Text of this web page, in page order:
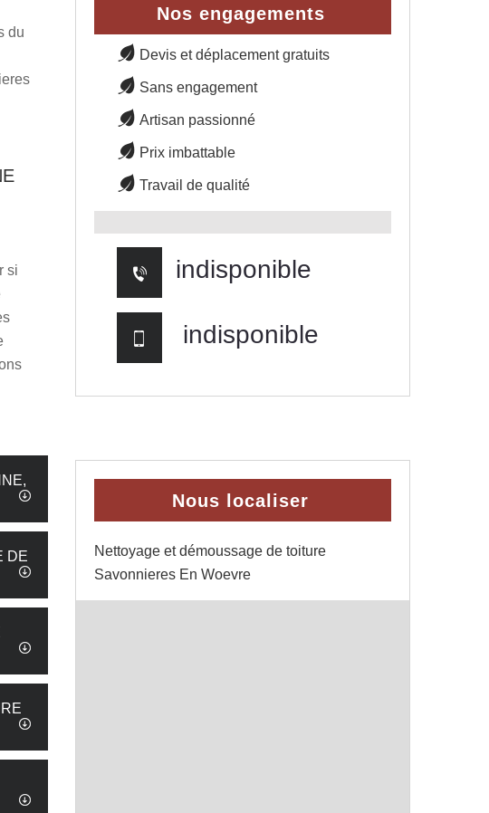
du
si
DE
Nos engagements
Devis et déplacement gratuits
Sans engagement
Artisan passionné
Prix imbattable
Travail de qualité
indisponible
indisponible
Nous localiser
Nettoyage et démoussage de toiture
Savonnieres En Woevre